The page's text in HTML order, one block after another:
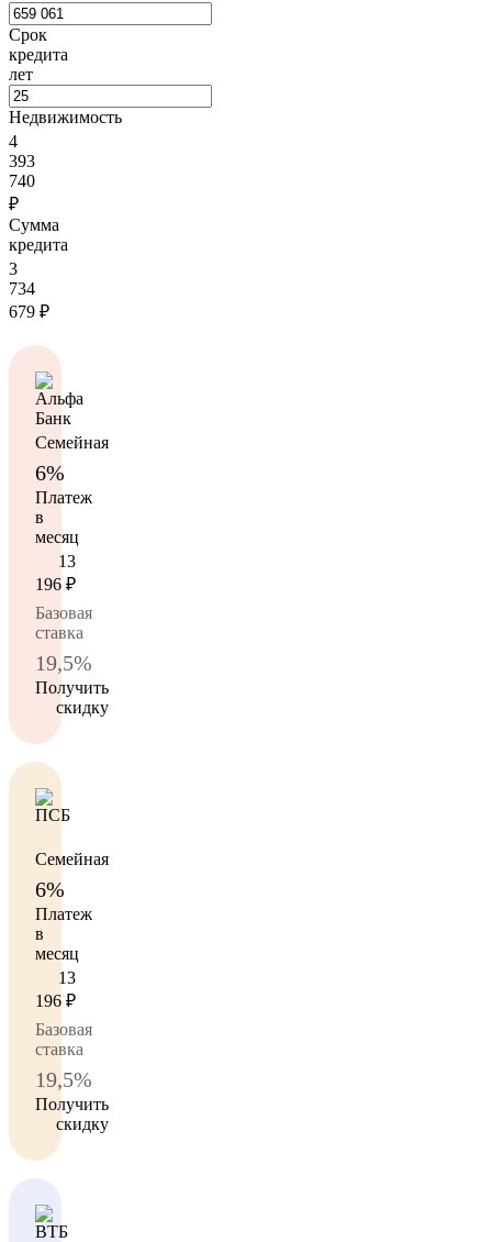
Срок
кредита
лет
Недвижимость
4
393
740
₽
Сумма
кредита
3
734
679 ₽
Семейная
6%
Платеж
в
месяц
13
196 ₽
Базовая
ставка
19,5%
Получить
скидку
Семейная
6%
Платеж
в
месяц
13
196 ₽
Базовая
ставка
19,5%
Получить
скидку